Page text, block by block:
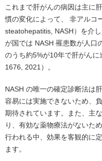
これまで肝がんの病因は主に
慣の変化によって、 非アルコ
steatohepatitis, NASH）を介
が国では NASH 罹患数が人口
のうち約5%が10年で肝がん
1676, 2021）。
NASH の唯一の確定診断法は
容易には実施できないため、
期待されています。また、主
り、有効な薬物療法がないた
行われる中、効果を客観的に
ます。